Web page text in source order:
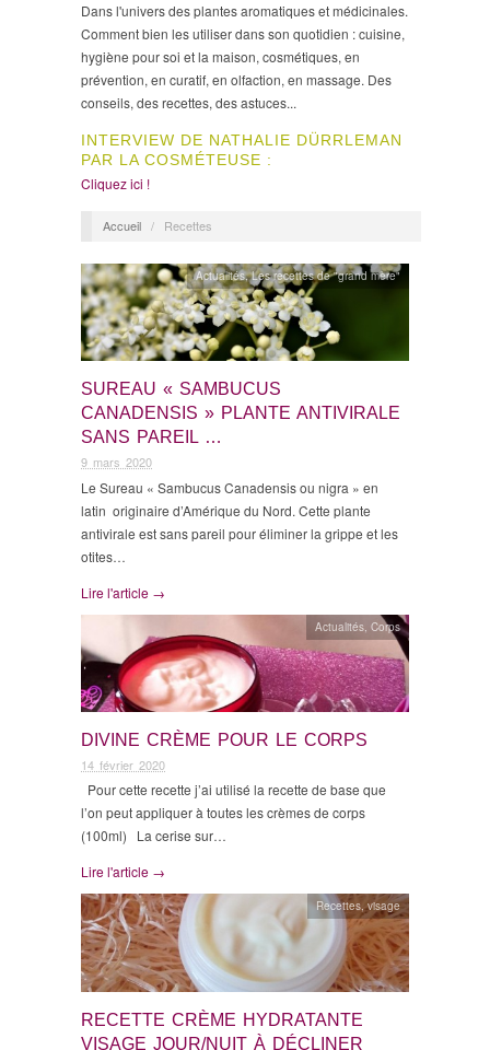
Dans l'univers des plantes aromatiques et médicinales.
Comment bien les utiliser dans son quotidien : cuisine,
hygiène pour soi et la maison, cosmétiques, en
prévention, en curatif, en olfaction, en massage. Des
conseils, des recettes, des astuces...
INTERVIEW DE NATHALIE DÜRRLEMAN
PAR LA COSMÉTEUSE :
Cliquez ici !
Accueil / Recettes
SUREAU « SAMBUCUS
CANADENSIS » PLANTE ANTIVIRALE
SANS PAREIL …
9 mars 2020
Actualités,Les recettes de "grand mère"
Le Sureau « Sambucus Canadensis ou nigra » en
latin originaire d’Amérique du Nord. Cette plante
antivirale est sans pareil pour éliminer la grippe et les
otites…
Lire l'article →
DIVINE CRÈME POUR LE CORPS
14 février 2020
Actualités Corps
Pour cette recette j’ai utilisé la recette de base que
l’on peut appliquer à toutes les crèmes de corps
(100ml) La cerise sur…
Lire l'article →
RECETTE CRÈME HYDRATANTE
VISAGE JOUR/NUIT À DÉCLINER
Recettes,visage